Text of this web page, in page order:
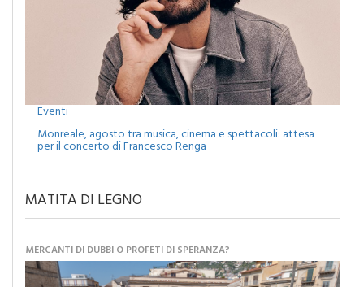
Monreale, agosto tra musica, cinema e spettacoli: attesa
per il concerto di Francesco Renga